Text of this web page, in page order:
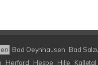
Bad Oeynhausen Bad
Herford Hespe Hille Kalletal